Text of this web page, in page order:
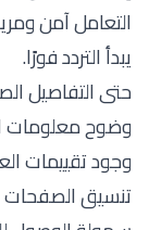
التعامل آمن
يبدأ التردد فورًا.
حتى التفاصيل
وضوح معلومات
وجود تقييمات
تنسيق الصفحات